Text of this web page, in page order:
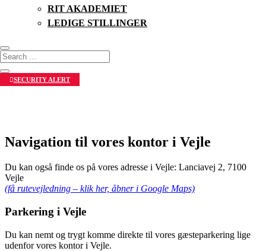
RIT AKADEMIET
LEDIGE STILLINGER
SECURITY ALERT
Navigation til vores kontor i Vejle
Du kan også finde os på vores adresse i Vejle: Lanciavej 2, 7100
Vejle
(få rutevejledning – klik her, åbner i Google Maps)
Parkering i Vejle
Du kan nemt og trygt komme direkte til vores gæsteparkering lige
udenfor vores kontor i Vejle.